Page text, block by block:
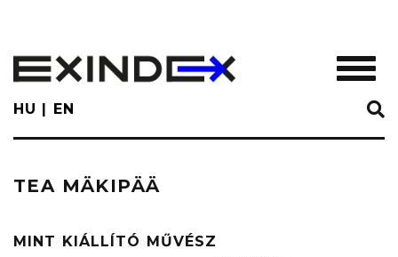
main
content
HU EN
TEA MÄKIPÄÄ
MINT KIÁLLÍTÓ MŰVÉSZ